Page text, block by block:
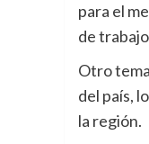
para el
de
Otro
del país,
la región.